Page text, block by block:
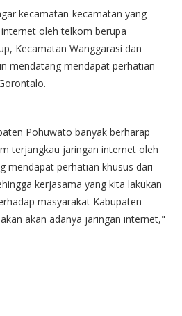
kecamatan-kecamatan yang
oleh telkom berupa
Kecamatan Wanggarasi dan
mendatang mendapat perhatian
Pohuwato banyak berharap
terjangkau jaringan internet oleh
mendapat perhatian khusus dari
kerjasama yang kita lakukan
masyarakat Kabupaten
akan adanya jaringan internet,"